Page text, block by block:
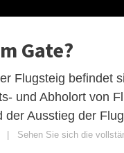
Gate?
Flugsteig befindet
und Abholort von
Ausstieg der
| Sehen Sie sich die